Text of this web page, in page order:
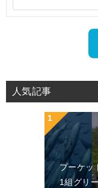
人気記事
プーケッ
1組グリ